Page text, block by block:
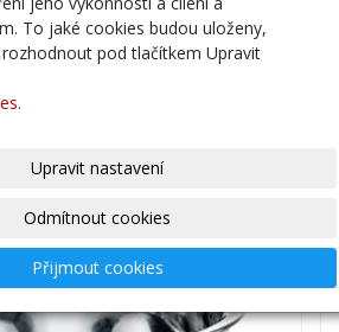
35 Kč
To jaké cookies budou uloženy,
pod tlačítkem Upravit
Upravit nastavení
Odmítnout cookies
Přijmout cookies